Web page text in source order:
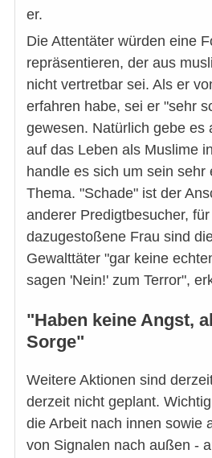
er.
Die Attentäter würden eine
repräsentieren, der aus
nicht vertretbar sei. Als er
erfahren habe, sei er "sehr
gewesen. Natürlich gebe es
auf das Leben als Muslime
handle es sich um sein sehr
Thema. "Schade" ist der
anderer Predigtbesucher,
dazugestoßene Frau sind
Gewalttäter "gar keine
sagen 'Nein!' zum Terror",
"Haben keine Angst,
Sorge"
Weitere Aktionen sind
derzeit nicht geplant.
die Arbeit nach innen sowie
von Signalen nach außen -